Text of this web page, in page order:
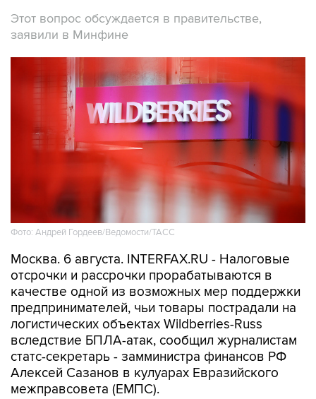
Этот вопрос обсуждается в правительстве,
заявили в Минфине
Фото: Андрей Гордеев/Ведомости/ТАСС
Москва. 6 августа. INTERFAX.RU - Налоговые
отсрочки и рассрочки прорабатываются в
качестве одной из возможных мер поддержки
предпринимателей, чьи товары пострадали на
логистических объектах Wildberries-Russ
вследствие БПЛА-атак, сообщил журналистам
статс-секретарь - замминистра финансов РФ
Алексей Сазанов в кулуарах Евразийского
межправсовета (ЕМПС).